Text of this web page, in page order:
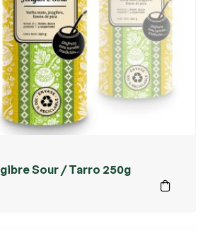
Sour / Tarro 250g